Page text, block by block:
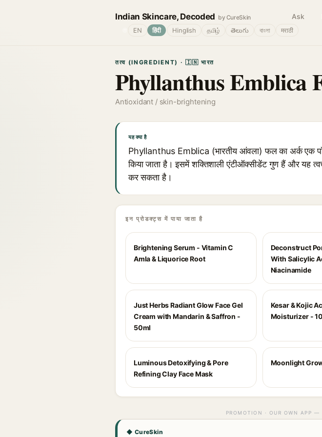
Indian Skincare, Decoded by CureSkin Ask
EN हिंदी Hinglish தமிழ் తెలుగు বাংলা मराठी
तत्व (INGREDIENT) · 🇮🇳 भारत
Phyllanthus Emblica
Antioxidant / skin-brightening
यह क्या है
Phyllanthus Emblica (भारतीय आंवला) फल का अर्क एक
किया जाता है। इसमें शक्तिशाली एंटीऑक्सीडेंट गुण हैं और यह
कर सकता है।
इन प्रोडक्ट्स में पाया जाता है
Brightening Serum - Vitamin C
Amla & Liquorice Root
Deconstruct
With Salicylic
Niacinamide
Just Herbs Radiant Glow Face Gel
Cream with Mandarin & Saffron -
50ml
Kesar & Kojic
Moisturizer -
Luminous Detoxifying & Pore
Refining Clay Face Mask
Moonlight
PROMOTION · OUR OWN APP —
◆ CureSkin